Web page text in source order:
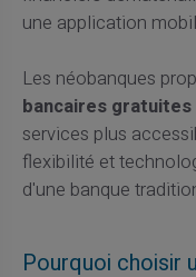
une application
Les néobanques
bancaires gratuites
services plus
flexibilité et
d'une banque
Pourquoi choisir